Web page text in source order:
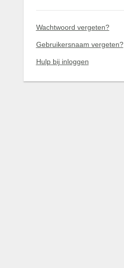
Wachtwoord vergeten?
Gebruikersnaam vergeten?
Hulp bij inloggen